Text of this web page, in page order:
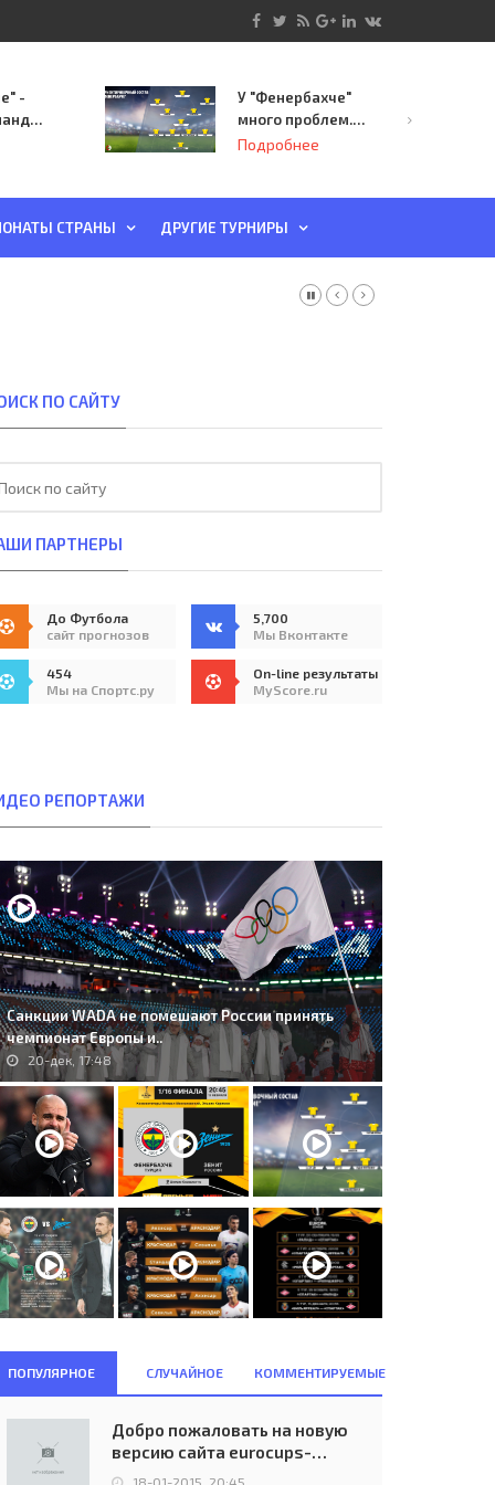
-
У "Фенербахче"
много проблем.
Но он опасен для
Подробнее
СТРАНЫ ДРУГИЕ ТУРНИРЫ
ПО САЙТУ
ПАРТНЕРЫ
До Футбола
сайт прогнозов
5,700
Мы Вконтакте
454
Мы на Спортс.ру
On-line результаты
MyScore.ru
РЕПОРТАЖИ
Санкции WADA не помешают России принять
чемпионат Европы и..
20-дек, 17:48
ПОПУЛЯРНОЕ СЛУЧАЙНОЕ КОММЕНТИРУЕМЫЕ
Добро пожаловать на новую
версию сайта eurocups-
uefa.ru
18-01-2015, 20:45